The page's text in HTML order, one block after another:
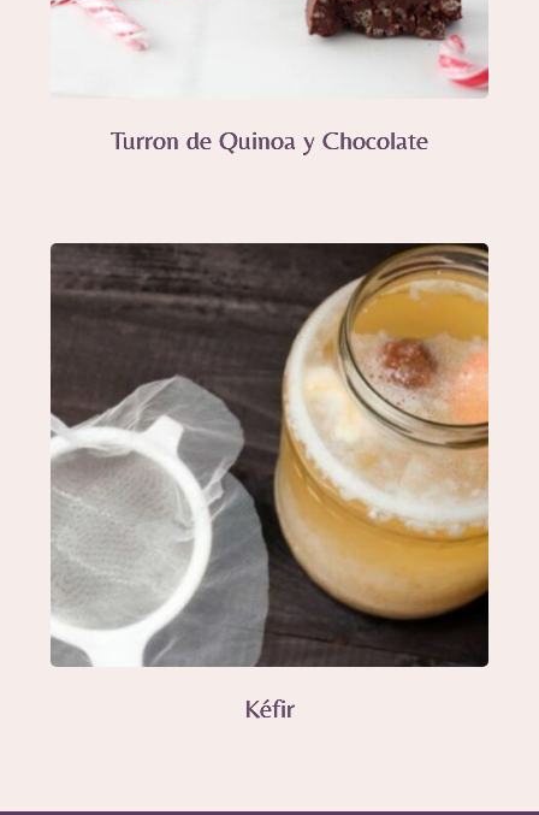
Turron de Quinoa y Chocolate
Kéfir